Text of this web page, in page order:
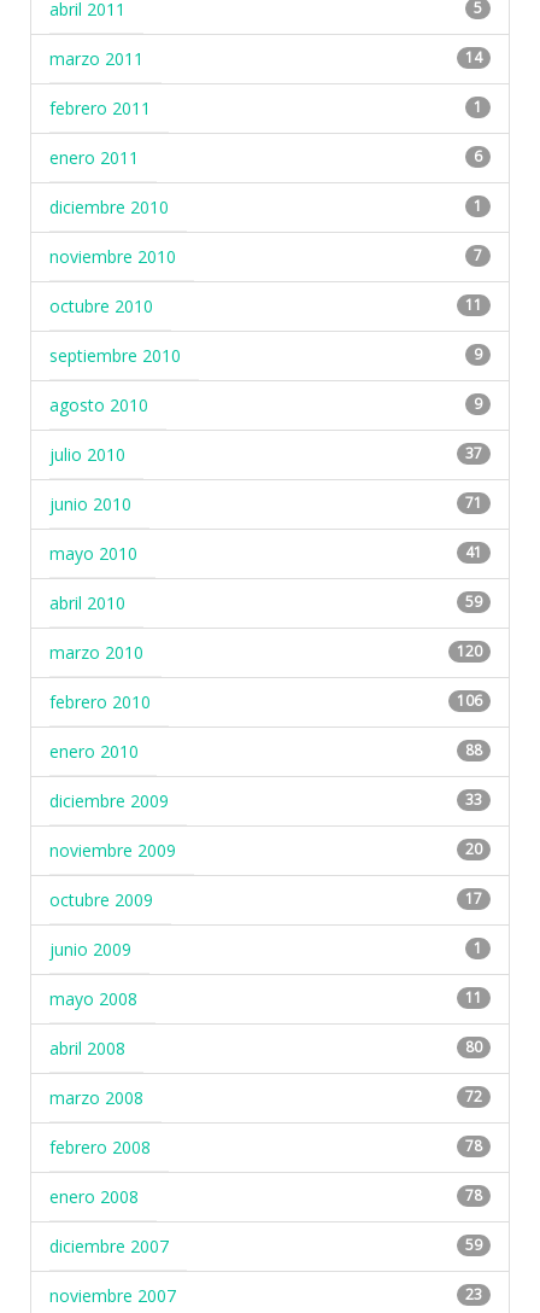
abril 2011 5
marzo 2011 14
febrero 2011 1
enero 2011 6
diciembre 2010 1
noviembre 2010 7
octubre 2010 11
septiembre 2010 9
agosto 2010 9
julio 2010 37
junio 2010 71
mayo 2010 41
abril 2010 59
marzo 2010 120
febrero 2010 106
enero 2010 88
diciembre 2009 33
noviembre 2009 20
octubre 2009 17
junio 2009 1
mayo 2008 11
abril 2008 80
marzo 2008 72
febrero 2008 78
enero 2008 78
diciembre 2007 59
noviembre 2007 23